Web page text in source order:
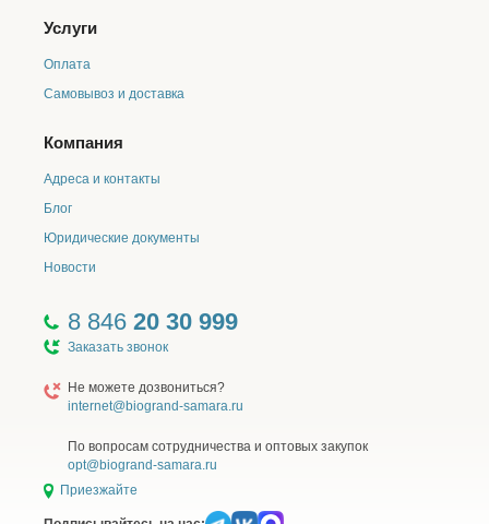
Услуги
Оплата
Самовывоз и доставка
Компания
Адреса и контакты
Блог
Юридические документы
Новости
8 846 20 30 999
Заказать звонок
Не можете дозвониться?
internet@biogrand-samara.ru
По вопросам сотрудничества и оптовых закупок
opt@biogrand-samara.ru
Приезжайте